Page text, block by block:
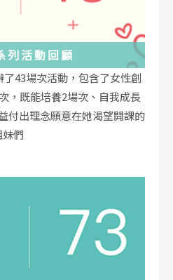
列活動回顧
43場次活動，包含了女性創
，既能培養2場次、自我成長
付出理念願意在她渴望開課的
們